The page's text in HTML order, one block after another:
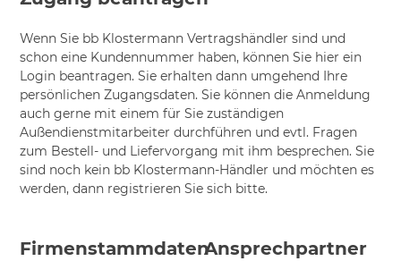
Wenn Sie bb Klostermann Vertragshändler sind und
schon eine Kundennummer haben, können Sie hier ein
Login beantragen. Sie erhalten dann umgehend Ihre
persönlichen Zugangsdaten. Sie können die Anmeldung
auch gerne mit einem für Sie zuständigen
Außendienstmitarbeiter durchführen und evtl. Fragen
zum Bestell- und Liefervorgang mit ihm besprechen. Sie
sind noch kein bb Klostermann-Händler und möchten es
werden, dann registrieren Sie sich bitte.
FirmenstammdatenAnsprechpartner